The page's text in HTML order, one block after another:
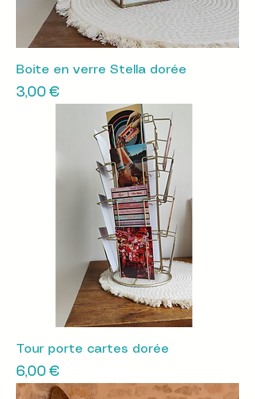
Boite en verre Stella dorée
Prix
3,00 €
Tour porte cartes dorée
Prix
6,00 €